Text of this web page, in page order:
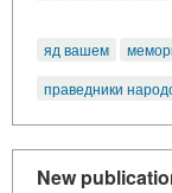
яд вашем
праведники
New